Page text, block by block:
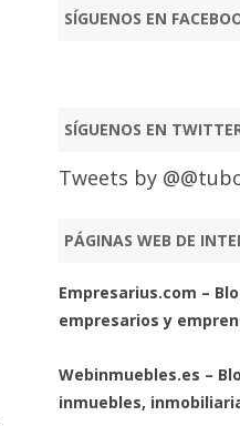
SÍGUENOS EN
SÍGUENOS EN
Tweets by
PÁGINAS WEB DE
Empresarius.com –
empresarios y
Webinmuebles.es –
inmuebles,